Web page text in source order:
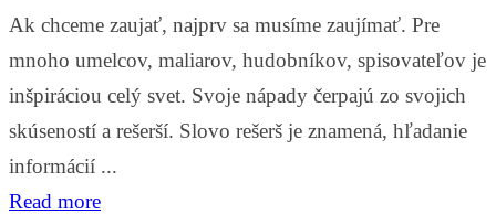
Ak chceme zaujať, najprv sa musíme zaujímať. Pre
mnoho umelcov, maliarov, hudobníkov, spisovateľov je
inšpiráciou celý svet. Svoje nápady čerpajú zo svojich
skúseností a rešerší. Slovo rešerš je znamená, hľadanie
informácií ...
Read more